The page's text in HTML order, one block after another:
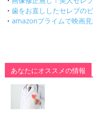
・ 歯をお直ししたセレブの
・ amazonプライムで映画
あなたにオススメの情報